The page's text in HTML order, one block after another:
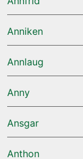
Anniken
Annlaug
Anny
Ansgar
Anthon